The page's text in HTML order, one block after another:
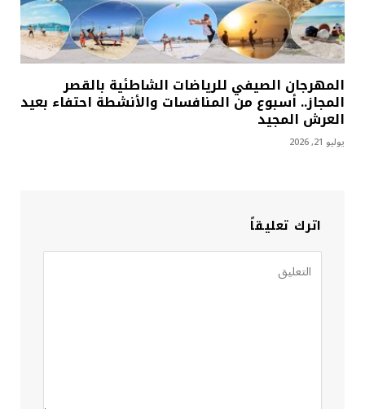
المهرجان الصيفي للرياضات الشاطئية بالقصر
المجاز.. أسبوع من المنافسات والأنشطة احتفاء بعيد
العرش المجيد
يوليو 21, 2026
اترك تعليقاً